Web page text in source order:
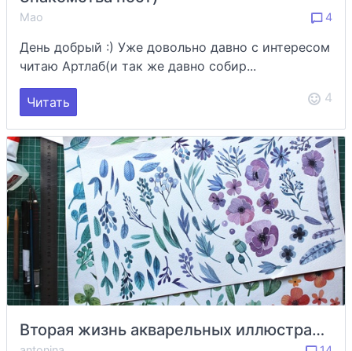
Мао 4
День добрый :) Уже довольно давно с интересом
читаю Артлаб(и так же давно собир...
Читать 4
Вторая жизнь акварельных иллюстраций